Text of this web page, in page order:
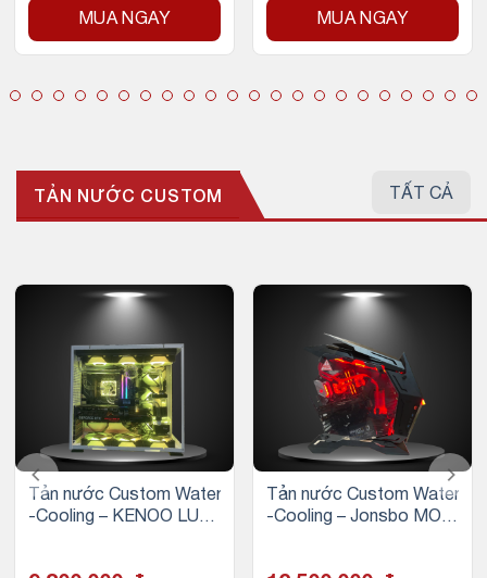
MUA NGAY MUA NGAY
TẢN NƯỚC CUSTOM
Tản nước Custom Water
-Cooling – KENOO LUXE
Tản nước Custom Water
-Cooling – Jonsbo MOD
TẤT CẢ